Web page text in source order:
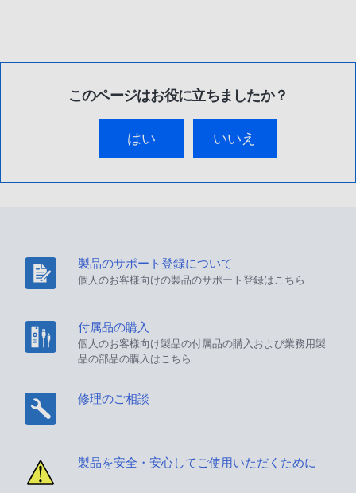
このページはお役に立ちましたか？
はい いいえ
製品のサポート登録について
個人のお客様向けの製品のサポート登録はこちら
付属品の購入
個人のお客様向け製品の付属品の購入および業務用製
品の部品の購入はこちら
修理のご相談
製品を安全・安心してご使用いただくために